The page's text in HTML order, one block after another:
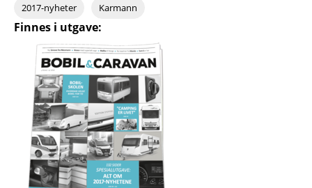
2017-nyheter Karmann
Finnes i utgave: